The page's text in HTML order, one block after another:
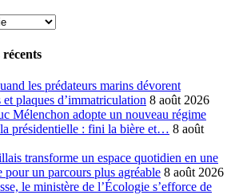
les prédateurs marins dévorent
et plaques d’immatriculation 8 août 2026
Mélenchon adopte un nouveau régime
présidentielle : fini la bière et… 8 août
transforme un espace quotidien en une
pour un parcours plus agréable 8 août 2026
le ministère de l’Écologie s’efforce de